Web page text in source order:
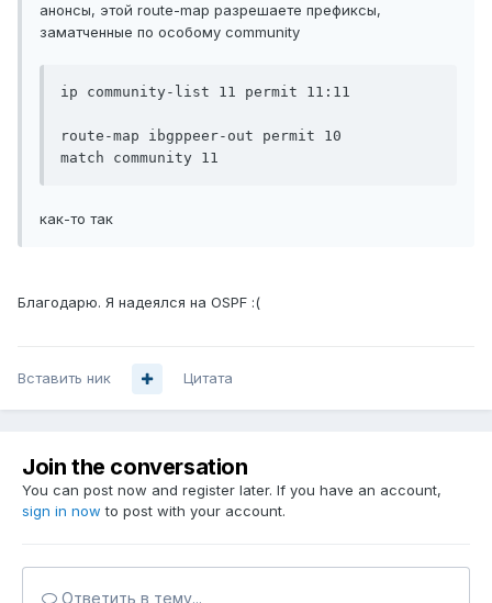
анонсы, этой route-map разрешаете префиксы,
заматченные по особому community
ip community-list 11 permit 11:11
route-map ibgppeer-out permit 10
как-то так
Благодарю. Я надеялся на OSPF :(
Вставить ник Цитата
Join the conversation
You can post now and register later. If you have an account,
sign in now to post with your account.
Ответить в тему...